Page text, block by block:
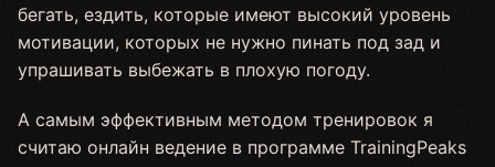
бегать, ездить, которые имеют высокий уровень
мотивации, которых не нужно пинать под зад и
упрашивать выбежать в плохую погоду.
А самым эффективным методом тренировок я
считаю онлайн ведение в программе TrainingPeaks